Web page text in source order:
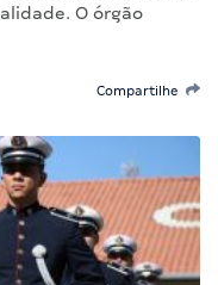
O órgão
Compartilhe